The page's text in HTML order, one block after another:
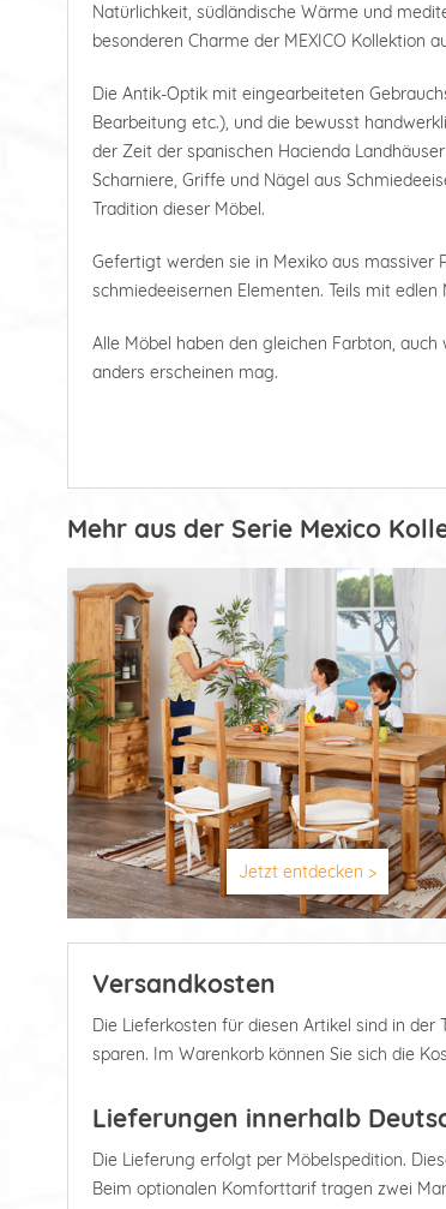
Natürlichkeit, südländische Wärme und
besonderen Charme der MEXICO Kollektion
Die Antik-Optik mit eingearbeiteten
Bearbeitung etc.), und die bewusst
der Zeit der spanischen Hacienda
Scharniere, Griffe und Nägel aus
Tradition dieser Möbel.
Gefertigt werden sie in Mexiko aus massiver
schmiedeeisernen Elementen. Teils mit edlen
Alle Möbel haben den gleichen Farbton,
anders erscheinen mag.
Mehr aus der Serie Mexico
Jetzt entdecken >
Versandkosten
Die Lieferkosten für diesen Artikel sind in
sparen. Im Warenkorb können Sie sich die
Lieferungen innerhalb
Die Lieferung erfolgt per Möbelspedition.
Beim optionalen Komforttarif tragen zwei